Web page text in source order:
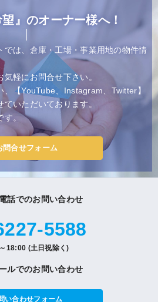
望』のオーナー様へ！
では、倉庫・工場・事業用地の物件情
軽にお問合せ下さい。
【YouTube、Instagram、Twitter】
いただいております。
す。
問合せフォーム
話でのお問い合わせ
5588
18:00 (土日祝除く)
ルでのお問い合わせ
い合わせフォーム